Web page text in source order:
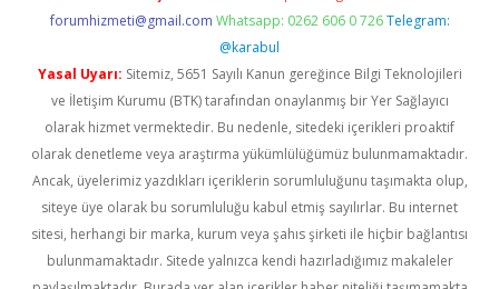
forumhizmeti@gmail.com Whatsapp: 0262 606 0 726 Telegram:
@karabul
Yasal Uyarı: Sitemiz, 5651 Sayılı Kanun gereğince Bilgi Teknolojileri
ve İletişim Kurumu (BTK) tarafından onaylanmış bir Yer Sağlayıcı
olarak hizmet vermektedir. Bu nedenle, sitedeki içerikleri proaktif
olarak denetleme veya araştırma yükümlülüğümüz bulunmamaktadır.
Ancak, üyelerimiz yazdıkları içeriklerin sorumluluğunu taşımakta olup,
siteye üye olarak bu sorumluluğu kabul etmiş sayılırlar. Bu internet
sitesi, herhangi bir marka, kurum veya şahıs şirketi ile hiçbir bağlantısı
bulunmamaktadır. Sitede yalnızca kendi hazırladığımız makaleler